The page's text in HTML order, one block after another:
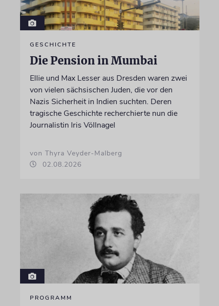
GESCHICHTE
Die Pension in Mumbai
Ellie und Max Lesser aus Dresden waren zwei
von vielen sächsischen Juden, die vor den
Nazis Sicherheit in Indien suchten. Deren
tragische Geschichte recherchierte nun die
Journalistin Iris Völlnagel
von Thyra Veyder-Malberg
02.08.2026
PROGRAMM